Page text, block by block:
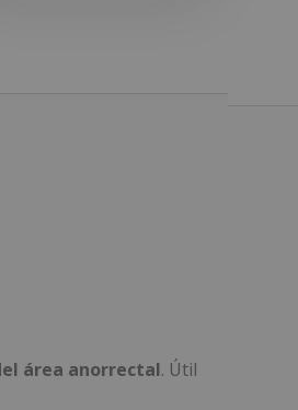
área anorrectal. Útil